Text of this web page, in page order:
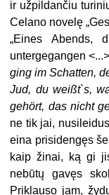
ir užpildančiu
Celano novelę
„Eines Abends,
untergegangen <...>
ging im Schatten,
Jud, du weißt`s,
gehört, das nicht
ne tik jai,
eina pri­sidengęs
kaip žinai, ką gi
nebūtų gavęs
Priklauso jam,